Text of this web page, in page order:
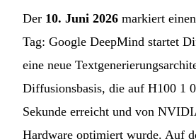
Der 10. Juni 2026 markiert
Tag: Google DeepMind startet
eine neue
Diffusionsbasis, die auf H100 1
Sekunde erreicht und von
Hardware optimiert wurde. Auf